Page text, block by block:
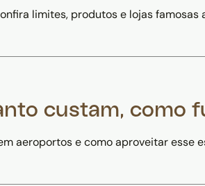
limites, produtos e lojas famosas
custam, como
aeroportos e como aproveitar esse